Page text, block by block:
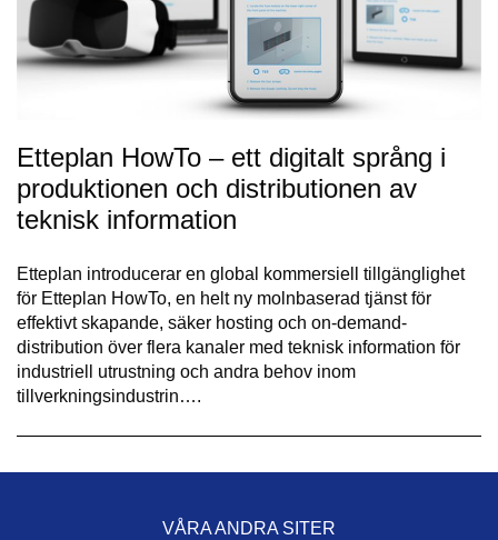
Etteplan HowTo – ett digitalt språng i
produktionen och distributionen av
teknisk information
Etteplan introducerar en global kommersiell tillgänglighet
för Etteplan HowTo, en helt ny molnbaserad tjänst för
effektivt skapande, säker hosting och on-demand-
distribution över flera kanaler med teknisk information för
industriell utrustning och andra behov inom
tillverkningsindustrin….
VÅRA ANDRA SITER